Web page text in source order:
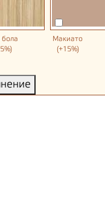
бола
Макиато
(+15%)